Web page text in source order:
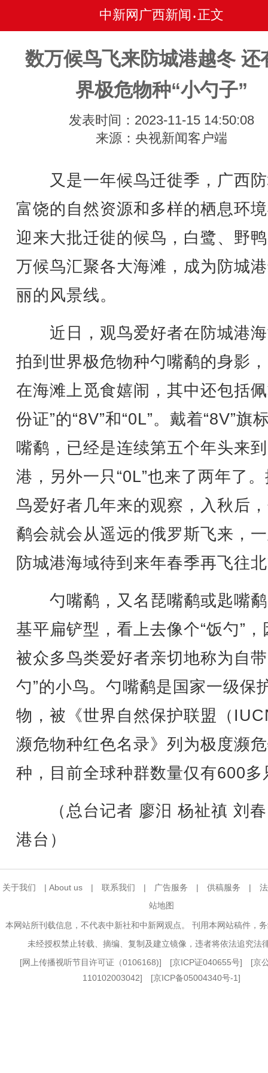
中新网广西新闻 • 正文
数万候鸟飞来防城港越冬 还
界极危物种“小勺子”
发表时间：2023-11-15 14:50:08
来源：央视新闻客户端
又是一年候鸟迁徙季，广西
富饶的自然资源和多样的栖息环
迎来大批迁徙的候鸟，白鹭、野
万候鸟汇聚各大海滩，成为防城
丽的风景线。
近日，观鸟爱好者在防城港
拍到世界极危物种勺嘴鹬的身影
在海滩上觅食嬉闹，其中还包括
份证”的“8V”和“0L”。戴着“8V”旗
嘴鹬，已经是连续第五个年头来
港，另外一只“0L”也来了两年了
鸟爱好者几年来的观察，入秋后
鹬会就会从遥远的俄罗斯飞来，
防城港海域待到来年春季再飞往
勺嘴鹬，又名琵嘴鹬或匙嘴
基平扁铲型，看上去像个“饭勺”，
被众多鸟类爱好者亲切地称为自
勺”的小鸟。勺嘴鹬是国家一级保
物，被《世界自然保护联盟（
濒危物种红色名录》列为极度濒
种，目前全球种群数量仅有600多
（总台记者 廖汨 杨祉禛 刘春
港台）
关于我们 | About us | 联系我们 | 广告服务 | 供稿服务 |
站地图
本网站所刊载信息，不代表中新社和中新网观点。 刊用本网站稿件，
未经授权禁止转载、摘编、复制及建立镜像，违者将依法追究法
[网上传播视听节目许可证（0106168)] [京ICP证040655号] [京
110102003042] [京ICP备05004340号-1]